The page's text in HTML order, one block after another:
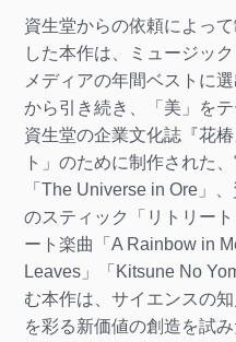
資生堂からの依頼によっ
した本作は、ミュージッ
メディアの年間ベストに
から引き続き、「美」をテ
資生堂の企業文化誌『花
ト」のために制作された
「The Universe in Ore」
のスティック「リトリー
ート楽曲「A Rainbow in
Leaves」「Kitsune No
む本作は、サイエンスの
を彩る新価値の創造を試